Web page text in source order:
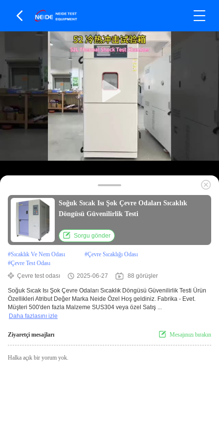
Soğuk Sıcak Isı Şok Çevre Odaları Sıcaklık
Döngüsü Güvenilirlik Testi
Sorgu gönder
#Sıcaklık Ve Nem Odası #Çevre Sıcaklığı Odası
#Çevre Test Odası
Çevre test odası
2025-06-27 88 görüşler
Soğuk Sıcak Isı Şok Çevre Odaları Sıcaklık Döngüsü Güvenilirlik Testi Ürün
Özellikleri Atribut Değer Marka Neide Özel Hoş geldiniz. Fabrika - Evet.
Müşteri 500'den fazla Malzeme SUS304 veya özel Satış ...
Daha fazlasını izle
Ziyaretçi mesajları Mesajınızı bırakın
Halka açık bir yorum yok.